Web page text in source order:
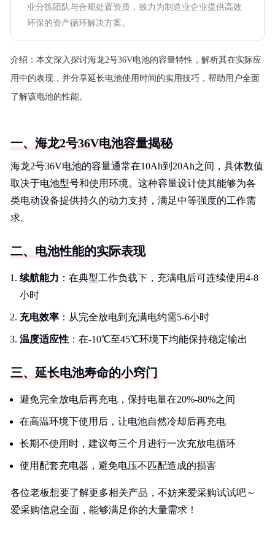
业分拣团队与合规处置资质，致力为制造业企业提供高效
环保的资产循环解决方案。
介绍： 本文深入探讨海龙2号36V电池的容量特性，解析其在实际应
用中的表现，并分享延长电池使用时间的实用技巧，帮助用户全面
了解该电池的性能。
一、海龙2号36V电池容量揭秘
海龙2号36V电池的容量通常在10Ah到20Ah之间，具体数值
取决于电池型号和使用环境。这种容量设计使其能够为各
类电动设备提供持久的动力支持，满足中等强度的工作需
求。
二、电池性能的实际表现
续航能力 ：在典型工作负载下，充满电后可连续使用4-8
小时
充电效率 ：从完全放电到充满电约需5-6小时
温度适应性 ：在-10℃至45℃环境下均能保持稳定输出
三、延长电池寿命的小窍门
避免完全放电后再充电，保持电量在20%-80%之间
在高温环境下使用后，让电池自然冷却后再充电
长期不使用时，建议每三个月进行一次充放电循环
使用配套充电器，避免电压不匹配造成的损害
各位老板想要了解更多相关产品，不妨来爱采购试试吧～
爱采购信息全面，能够满足你的大量需求！